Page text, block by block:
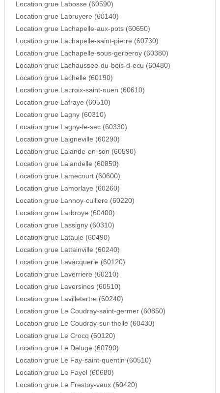
Location grue Labosse (60590)
Location grue Labruyere (60140)
Location grue Lachapelle-aux-pots (60650)
Location grue Lachapelle-saint-pierre (60730)
Location grue Lachapelle-sous-gerberoy (60380)
Location grue Lachaussee-du-bois-d-ecu (60480)
Location grue Lachelle (60190)
Location grue Lacroix-saint-ouen (60610)
Location grue Lafraye (60510)
Location grue Lagny (60310)
Location grue Lagny-le-sec (60330)
Location grue Laigneville (60290)
Location grue Lalande-en-son (60590)
Location grue Lalandelle (60850)
Location grue Lamecourt (60600)
Location grue Lamorlaye (60260)
Location grue Lannoy-cuillere (60220)
Location grue Larbroye (60400)
Location grue Lassigny (60310)
Location grue Lataule (60490)
Location grue Lattainville (60240)
Location grue Lavacquerie (60120)
Location grue Laverriere (60210)
Location grue Laversines (60510)
Location grue Lavilletertre (60240)
Location grue Le Coudray-saint-germer (60850)
Location grue Le Coudray-sur-thelle (60430)
Location grue Le Crocq (60120)
Location grue Le Deluge (60790)
Location grue Le Fay-saint-quentin (60510)
Location grue Le Fayel (60680)
Location grue Le Frestoy-vaux (60420)